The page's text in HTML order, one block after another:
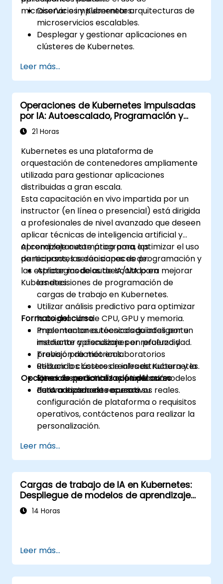
microservicios y Kubernetes.
Diseñar e implementar arquitecturas de
microservicios escalables.
Desplegar y gestionar aplicaciones en
clústeres de Kubernetes.
despliegue eficiente de servicios.
Monitorear y mantener la salud de los
microservicios en producción.
Aplicar mejores prácticas de seguridad y
cumplimiento en un entorno de
Kubernetes.
Leer más...
Operaciones de Kubernetes impulsadas
por IA: Autoescalado, Programación y
Optimización de Recursos
21 Horas
Kubernetes es una plataforma de
orquestación de contenedores ampliamente
utilizada para gestionar aplicaciones
distribuidas a gran escala.
Esta capacitación en vivo impartida por un
instructor (en línea o presencial) está dirigida
a profesionales de nivel avanzado que deseen
aplicar técnicas de inteligencia artificial y
aprendizaje automático para optimizar el uso
de recursos, las decisiones de programación y
las estrategias de autoescalado en
Kubernetes.
Al completar este programa, los
participantes serán capaces de:
Aplicar modelos de IA/MA para mejorar
las decisiones de programación de
cargas de trabajo en Kubernetes.
Utilizar análisis predictivo para optimizar
la asignación de CPU, GPU y memoria.
Implementar autoescalado inteligente
mediante aprendizaje por refuerzo y
previsión de métricas.
Reducir los costos de infraestructura y la
latencia mediante la optimización
automatizada de recursos.
Formato del curso
Presentaciones técnicas guiadas por un
instructor y discusiones en profundidad.
Trabajo práctico en laboratorios
utilizando clústeres reales de Kubernetes.
Ejercicios prácticos que aplican modelos
de IA a escenarios operativos reales.
Opciones de personalización del curso
Para adaptar este curso a su
configuración de plataforma o requisitos
operativos, contáctenos para realizar la
personalización.
Leer más...
Cargas de trabajo de IA en Kubernetes:
Despliegue de modelos de aprendizaje
automático a escala
14 Horas
Leer más...